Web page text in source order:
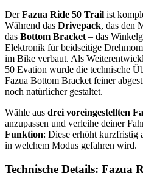
DerFazua Ride 50 Trail ist
Während das Drivepack, das den
das Bottom Bracket – das
Elektronik für beidseitige
im Bike verbaut. Als
50 Evation wurde die technische
Fazua Bottom Bracket feiner
noch natürlicher gestaltet.
Wähle aus drei voreingestellten
anzupassen und verleihe deiner
Funktion: Diese erhöht kurzfristig
in welchem Modus gefahren wird.
Technische Details: Fazua